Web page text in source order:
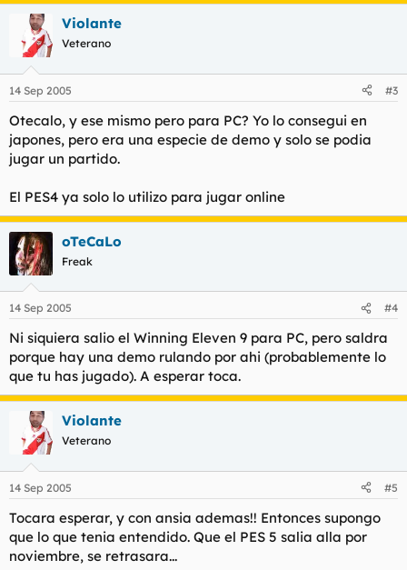
Violante
Veterano
14 Sep 2005 #3
Otecalo, y ese mismo pero para PC? Yo lo consegui en
japones, pero era una especie de demo y solo se podia
jugar un partido.
El PES4 ya solo lo utilizo para jugar online
oTeCaLo
Freak
14 Sep 2005 #4
Ni siquiera salio el Winning Eleven 9 para PC, pero saldra
porque hay una demo rulando por ahi (probablemente lo
que tu has jugado). A esperar toca.
Violante
Veterano
14 Sep 2005 #5
Tocara esperar, y con ansia ademas!! Entonces supongo
que lo que tenia entendido. Que el PES 5 salia alla por
noviembre, se retrasara...